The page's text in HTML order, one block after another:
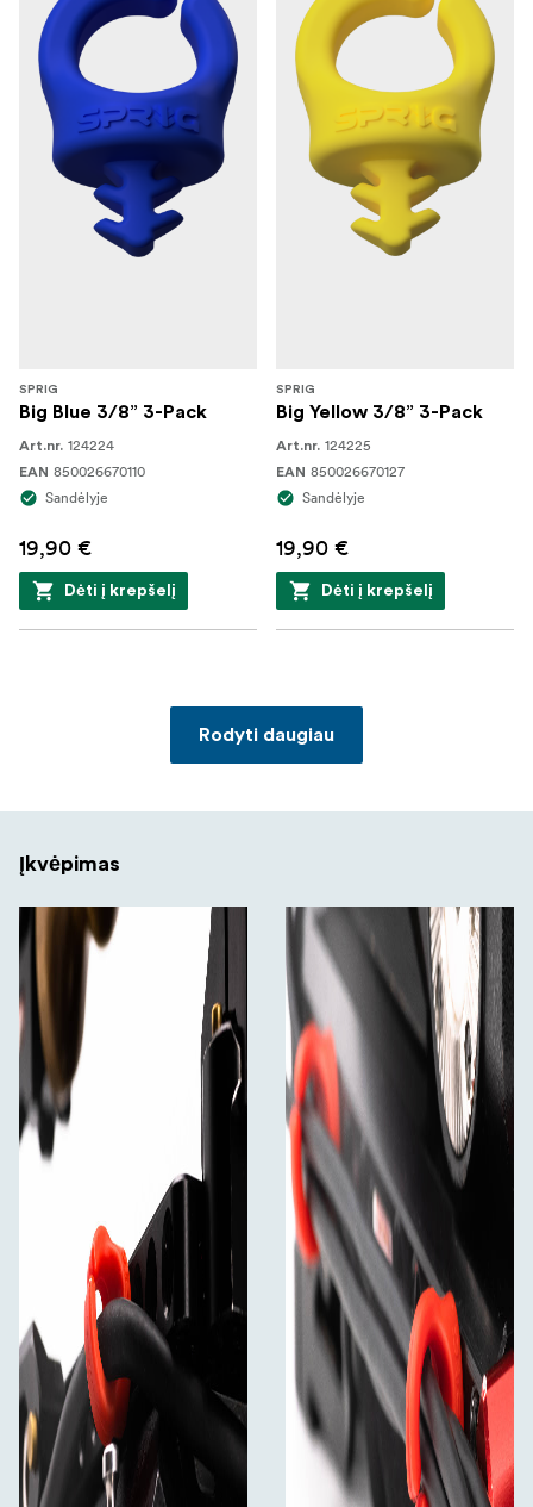
SPRIG
Big Blue 3/8” 3-Pack
Art.nr. 124224
EAN 850026670110
Sandėlyje
19,90 €
Dėti į krepšelį
SPRIG
Big Yellow 3/8” 3-Pack
Art.nr. 124225
EAN 850026670127
Sandėlyje
19,90 €
Dėti į krepšelį
Rodyti daugiau
Įkvėpimas